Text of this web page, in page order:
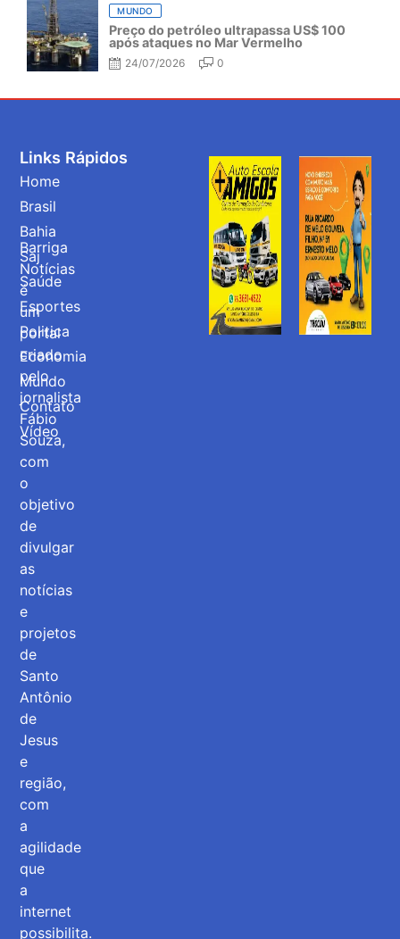
MUNDO
Preço do petróleo ultrapassa US$ 100
após ataques no Mar Vermelho
24/07/2026 0
Barriga
Notícias
é
um
portal
criado
pelo
jornalista
Fábio
Souza,
com
o
objetivo
de
divulgar
as
notícias
e
projetos
de
Santo
Antônio
de
Jesus
e
região,
com
a
agilidade
que
a
internet
possibilita.
Links Rápidos
Home
Brasil
Bahia
Saj
Saúde
Esportes
Politica
Economia
Mundo
Contato
Vídeo